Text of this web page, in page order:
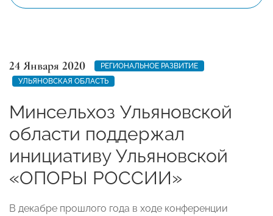
24 Января 2020
РЕГИОНАЛЬНОЕ РАЗВИТИЕ
УЛЬЯНОВСКАЯ ОБЛАСТЬ
Минсельхоз Ульяновской
области поддержал
инициативу Ульяновской
«ОПОРЫ РОССИИ»
В декабре прошлого года в ходе конференции